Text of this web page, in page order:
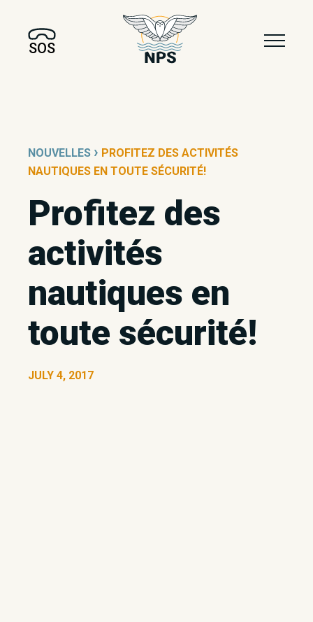
SOS
NOUVELLES › PROFITEZ DES ACTIVITÉS
NAUTIQUES EN TOUTE SÉCURITÉ!
Profitez des
activités
nautiques en
toute sécurité!
JULY 4, 2017